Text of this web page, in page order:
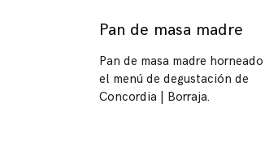
Pan de masa madre
Pan de masa madre
el menú de degustación de
Concordia | Borraja.